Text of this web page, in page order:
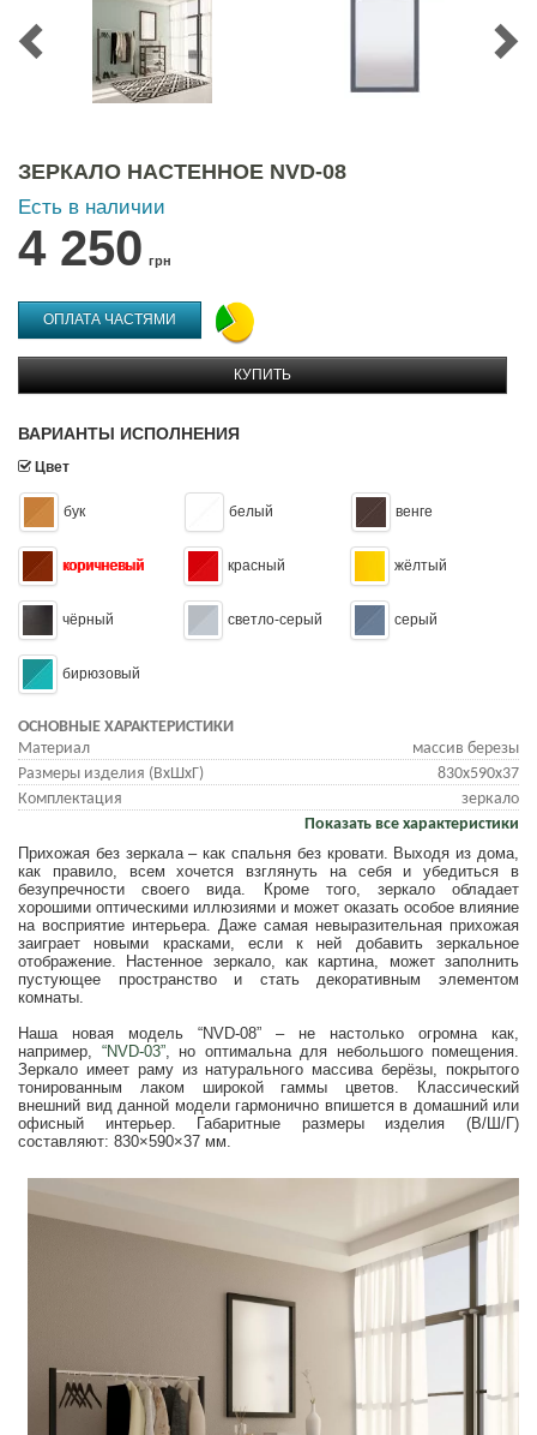
ЗЕРКАЛО НАСТЕННОЕ NVD-08
Есть в наличии
4 250 грн
ОПЛАТА ЧАСТЯМИ
КУПИТЬ
ВАРИАНТЫ ИСПОЛНЕНИЯ
Цвет
бук белый венге
коричневый красный жёлтый
чёрный светло-серый серый
бирюзовый
ОСНОВНЫЕ ХАРАКТЕРИСТИКИ
Материал
массив березы
Размеры изделия (ВхШхГ)
830x590x37
Комплектация
зеркало
Показать все характеристики
Прихожая без зеркала – как спальня без кровати. Выходя из дома,
как правило, всем хочется взглянуть на себя и убедиться в
безупречности своего вида. Кроме того, зеркало обладает
хорошими оптическими иллюзиями и может оказать особое влияние
на восприятие интерьера. Даже самая невыразительная прихожая
заиграет новыми красками, если к ней добавить зеркальное
отображение. Настенное зеркало, как картина, может заполнить
пустующее пространство и стать декоративным элементом
комнаты.
Наша новая модель “NVD-08” – не настолько огромна как,
например, “NVD-03”, но оптимальна для небольшого помещения.
Зеркало имеет раму из натурального массива берёзы, покрытого
тонированным лаком широкой гаммы цветов. Классический
внешний вид данной модели гармонично впишется в домашний или
офисный интерьер. Габаритные размеры изделия (В/Ш/Г)
составляют: 830×590×37 мм.